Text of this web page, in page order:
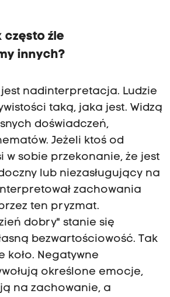
często źle
innych?
nadinterpretacja. Ludzie
taką, jaka jest. Widzą
doświadczeń,
Jeżeli ktoś od
w sobie przekonanie, że jest
lub niezasługujący na
zachowania
ten pryzmat.
dobry" stanie się
bezwartościowość. Tak
koło. Negatywne
określone emocje,
na zachowanie, a